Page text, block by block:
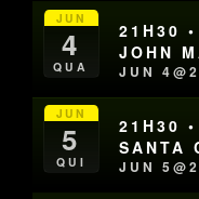
JUN
4
QUA
21H30
JOHN
JUN
JUN
5
QUI
21H30
SANTA
JUN